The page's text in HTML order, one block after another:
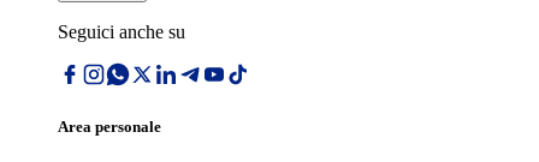
Seguici anche su
Area personale